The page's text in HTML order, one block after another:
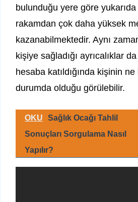
bulunduğu yere göre
rakamdan çok daha yüksek
kazanabilmektedir. Aynı
kişiye sağladığı ayrıcalıklar
hesaba katıldığında kişinin
durumda olduğu görülebilir.
OKU
Sağlık Ocağı Tahlil
Sonuçları Sorgulama Nasıl
Yapılır?